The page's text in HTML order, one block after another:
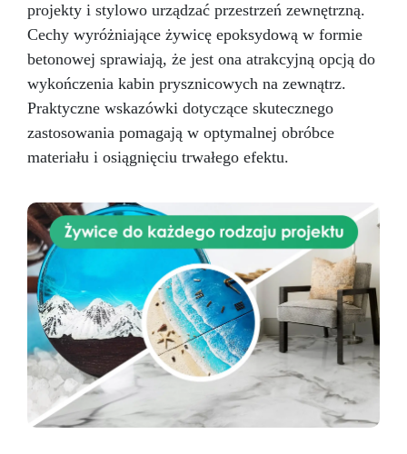
projekty i stylowo urządzać przestrzeń zewnętrzną.
Cechy wyróżniające żywicę epoksydową w formie
betonowej sprawiają, że jest ona atrakcyjną opcją do
wykończenia kabin prysznicowych na zewnątrz.
Praktyczne wskazówki dotyczące skutecznego
zastosowania pomagają w optymalnej obróbce
materiału i osiągnięciu trwałego efektu.